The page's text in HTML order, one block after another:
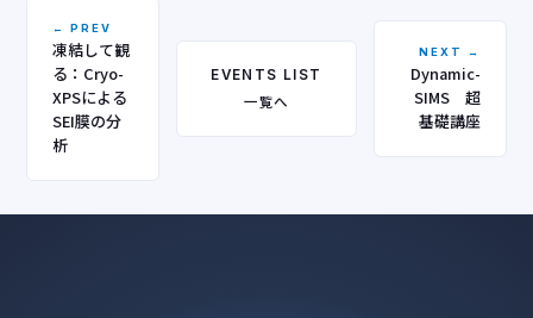
← PREV
凍結して観
る：Cryo-
XPSによる
SEI膜の分
析
EVENTS LIST
一覧へ
NEXT →
Dynamic-
SIMS 超
基礎講座